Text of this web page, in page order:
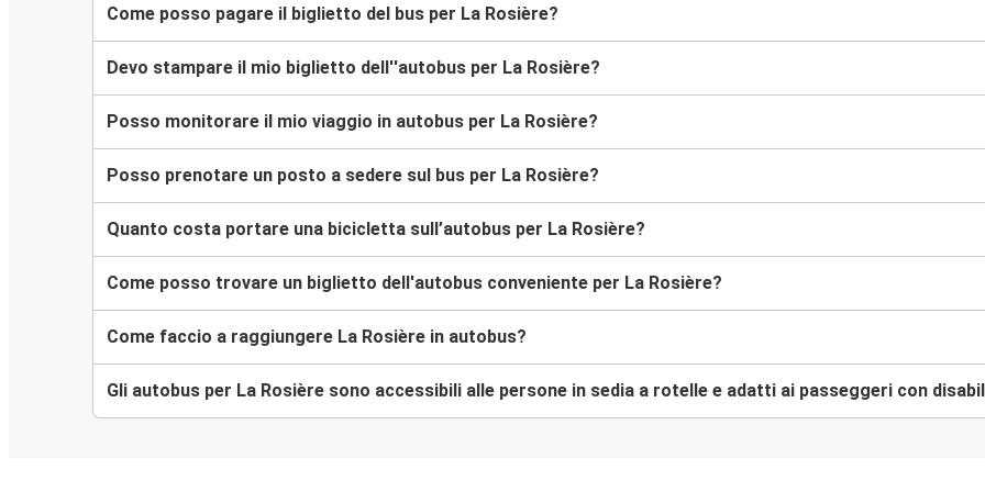
Come posso pagare il biglietto del bus per La Rosière?
Devo stampare il mio biglietto dell''autobus per La Rosière?
Posso monitorare il mio viaggio in autobus per La Rosière?
Posso prenotare un posto a sedere sul bus per La Rosière?
Quanto costa portare una bicicletta sull’autobus per La Rosière?
Come posso trovare un biglietto dell'autobus conveniente per La Rosière?
Come faccio a raggiungere La Rosière in autobus?
Gli autobus per La Rosière sono accessibili alle persone in sedia a rotelle e adatti ai passeggeri con